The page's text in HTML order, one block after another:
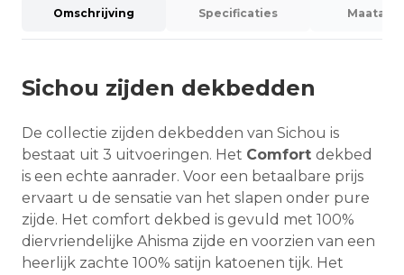
Omschrijving Specificaties
Sichou zijden dekbedden
De collectie zijden dekbedden van Sichou is
bestaat uit 3 uitvoeringen. Het Comfort dekbed
is een echte aanrader. Voor een betaalbare prijs
ervaart u de sensatie van het slapen onder pure
zijde. Het comfort dekbed is gevuld met 100%
diervriendelijke Ahisma zijde en voorzien van een
heerlijk zachte 100% satijn katoenen tijk. Het